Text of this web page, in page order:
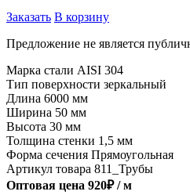
Заказать В корзину
Предложение не является
Марка стали AISI 304
Тип поверхности зеркальный
Длина 6000 мм
Ширина 50 мм
Высота 30 мм
Толщина стенки 1,5 мм
Форма сечения Прямоугольная
Артикул товара 811_Трубы
Оптовая цена 920₽ /м